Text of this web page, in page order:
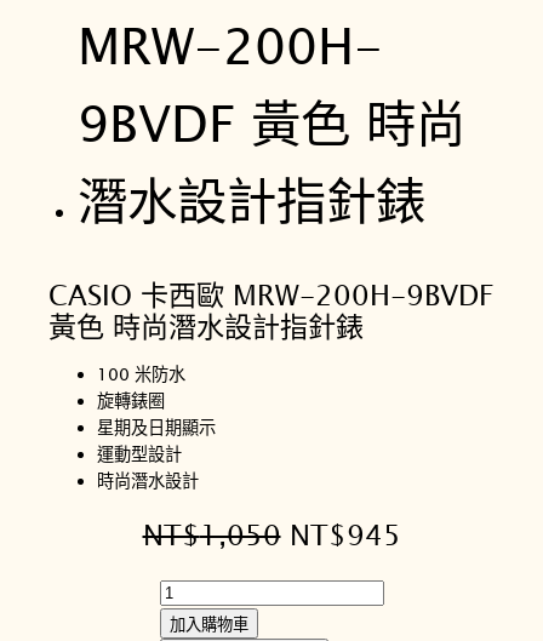
CASIO 卡西歐 MRW-200H-9BVDF
黃色 時尚潛水設計指針錶
100 米防水
旋轉錶圈
星期及日期顯示
運動型設計
時尚潛水設計
NT$1,050 原
始
價
NT$945
C
A加入購物車